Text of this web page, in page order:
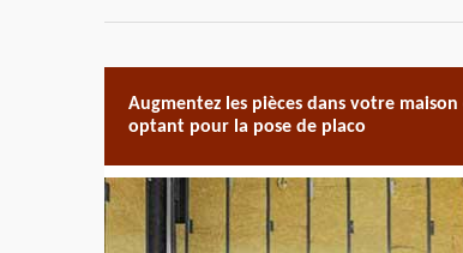
Augmentez les pièces dans votre maison
optant pour la pose de placo